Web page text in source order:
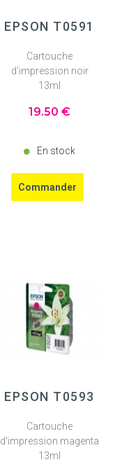
EPSON T0591
Cartouche
d'impression noir
13ml
19.50 €
En stock
EPSON T0593
Cartouche
d'impression magenta
13ml